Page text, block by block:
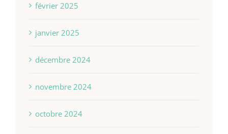
février 2025
janvier 2025
décembre 2024
novembre 2024
octobre 2024